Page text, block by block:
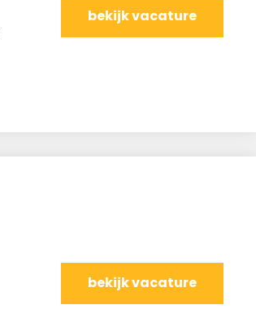
bekijk vacature
bekijk vacature